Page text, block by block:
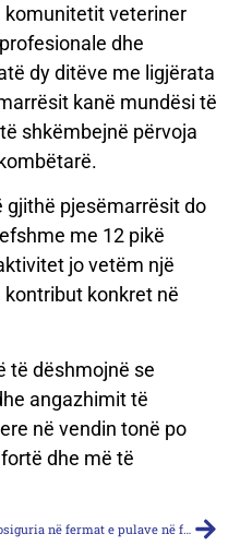
komunitetit veteriner
dhe
dy ditëve me ligjërata
kanë mundësi të
shkëmbejnë përvoja
gjithë pjesëmarrësit do
me 12 pikë
jo vetëm një
kontribut konkret në
të dëshmojnë se
angazhimit të
në vendin tonë po
dhe më të
Biosiguria në fermat e pulave në fokus – ekspertë ndërkombëtarë dhe profesionistë vendorë trajnojnë veterinerët